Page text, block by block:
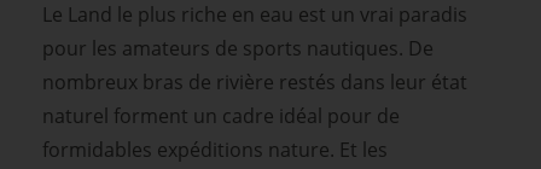
Le Land le plus riche en eau est un vrai paradis
pour les amateurs de sports nautiques. De
nombreux bras de rivière restés dans leur état
naturel forment un cadre idéal pour de
formidables expéditions nature. Et les